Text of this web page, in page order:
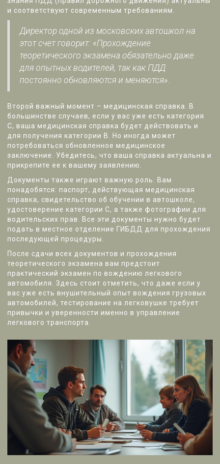
и соответствуют современным требованиям.
Директор одной из московских автошкол на
этот счет говорит: «Прохождение
теоретического экзамена обязательно даже
для опытных водителей, так как ПДД
постоянно обновляются и меняются».
Второй важный момент – медицинская справка. В
большинстве случаев, если у вас уже есть категория
С, ваша медицинская справка будет действовать и
для получения категории В. Но иногда может
потребоваться обновленное медицинское
заключение. Убедитесь, что ваша справка актуальна и
прикрепите ее к вашему заявлению.
Документы также играют важную роль. Вам
понадобятся: паспорт, действующая медицинская
справка, свидетельство об обучении в автошколе,
удостоверение категории С, а также фотографии для
водительских прав. Все эти документы нужно будет
подать в местное отделение ГИБДД для прохождения
последующей процедуры.
После сдачи всех документов и прохождения
теоретического экзамена вам предстоит
практический экзамен по вождению легкового
автомобиля. Здесь стоит отметить, что даже если у
вас уже есть внушительный опыт вождения грузовых
автомобилей, тестирование на легковушке требует
привычки и уверенности именно в управление
легкового транспорта.